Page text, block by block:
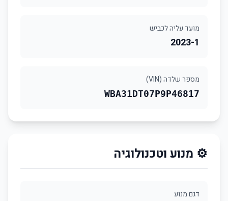
מועד עליה לכביש
2023-1
מספר שלדה (VIN)
WBA31DT07P9P46817
⚙️ מנוע וטכנולוגיה
דגם מנוע